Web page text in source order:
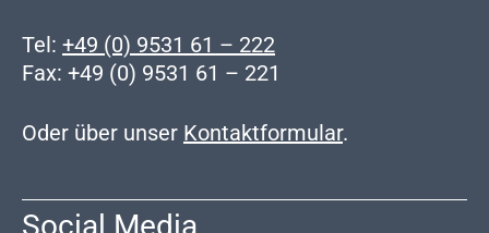
Tel: +49 (0) 9531 61 – 222
Fax: +49 (0) 9531 61 – 221
Oder über unser Kontaktformular.
Social Media